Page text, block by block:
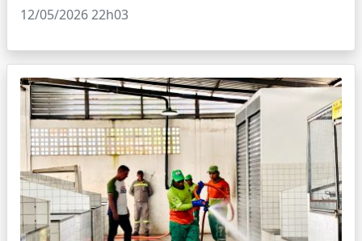
12/05/2026 22h03